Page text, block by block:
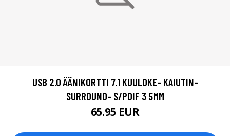
USB 2.0 ÄÄNIKORTTI 7.1 KUULOKE- KAIUTIN-
SURROUND- S/PDIF 3 5MM
65.95 EUR